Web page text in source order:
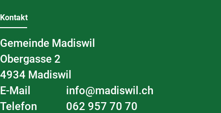
Kontakt
Gemeinde Madiswil
Obergasse 2
4934 Madiswil
E-Mail
info@madiswil.ch
Telefon
062 957 70 70